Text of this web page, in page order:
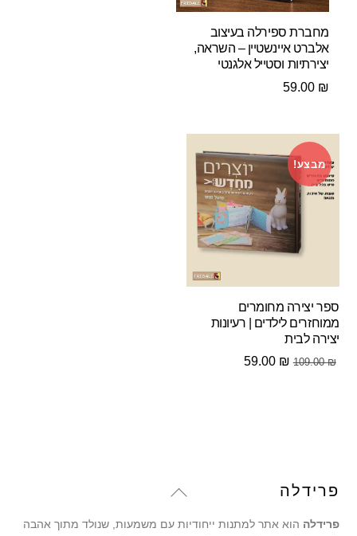
מחברת ספירלה בעיצוב
אלברט איינשטיין – השראה,
יצירתיות וסטייל אלגנטי
59.00 ₪
מבצע!
ספר יצירה מחומרים
ממוחזרים לילדים | רעיונות
יצירה לבית
109.00₪
המחיר
59.00 ₪
Back
Top
פרידלה
פרידלה הוא אתר למתנות ייחודיות עם משמעות, שנולד מתוך אהבה